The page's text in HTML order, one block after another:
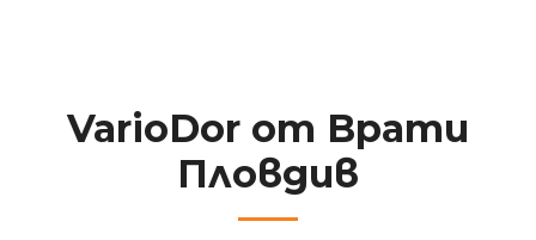
VarioDor от Врати
Пловдив